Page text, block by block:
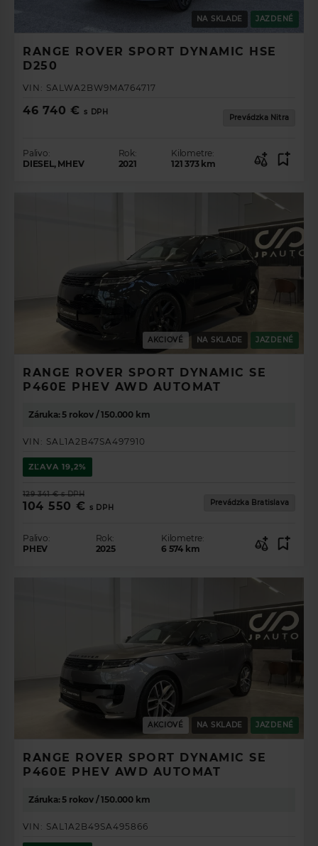
ZÍSKAJTE
PREHĽAD O
PONUKE
VOZIDIEL.
NA SKLADE JAZDENÉ
RANGE ROVER SPORT DYNAMIC HSE
D250
VIN: SALWA2BW9MA764717
46 740 € s DPH
Prevádzka Nitra
Palivo:
DIESEL, MHEV
Rok:
2021
Kilometre:
121 373 km
AKCIOVÉ NA SKLADE JAZDENÉ
RANGE ROVER SPORT DYNAMIC SE
P460E PHEV AWD AUTOMAT
Záruka: 5 rokov / 150.000 km
VIN: SAL1A2B47SA497910
ZĽAVA 19,2%
129 341 € s DPH
104 550 € s DPH
Prevádzka Bratislava
Palivo:
PHEV
Rok:
2025
Kilometre:
6 574 km
AKCIOVÉ NA SKLADE JAZDENÉ
RANGE ROVER SPORT DYNAMIC SE
P460E PHEV AWD AUTOMAT
Záruka: 5 rokov / 150.000 km
VIN: SAL1A2B49SA495866